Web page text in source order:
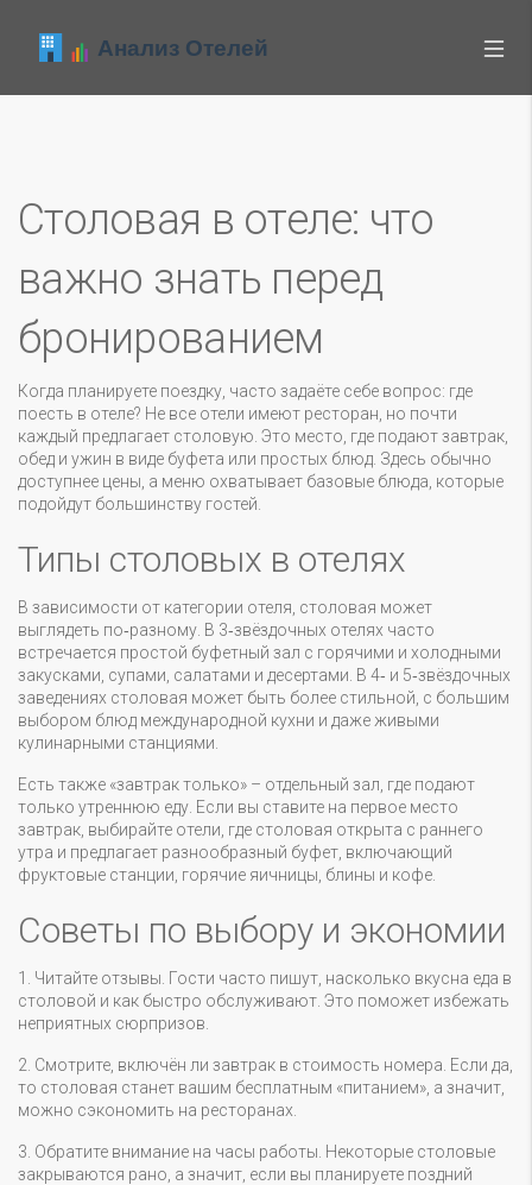
Столовая в отеле: что
важно знать перед
бронированием
Когда планируете поездку, часто задаёте себе вопрос: где
поесть в отеле? Не все отели имеют ресторан, но почти
каждый предлагает столовую. Это место, где подают завтрак,
обед и ужин в виде буфета или простых блюд. Здесь обычно
доступнее цены, а меню охватывает базовые блюда, которые
подойдут большинству гостей.
Типы столовых в отелях
В зависимости от категории отеля, столовая может
выглядеть по‑разному. В 3‑звёздочных отелях часто
встречается простой буфетный зал с горячими и холодными
закусками, супами, салатами и десертами. В 4‑ и 5‑звёздочных
заведениях столовая может быть более стильной, с большим
выбором блюд международной кухни и даже живыми
кулинарными станциями.
Есть также «завтрак только» – отдельный зал, где подают
только утреннюю еду. Если вы ставите на первое место
завтрак, выбирайте отели, где столовая открыта с раннего
утра и предлагает разнообразный буфет, включающий
фруктовые станции, горячие яичницы, блины и кофе.
Советы по выбору и экономии
1. Читайте отзывы. Гости часто пишут, насколько вкусна еда в
столовой и как быстро обслуживают. Это поможет избежать
неприятных сюрпризов.
2. Смотрите, включён ли завтрак в стоимость номера. Если да,
то столовая станет вашим бесплатным «питанием», а значит,
можно сэкономить на ресторанах.
3. Обратите внимание на часы работы. Некоторые столовые
закрываются рано, а значит, если вы планируете поздний